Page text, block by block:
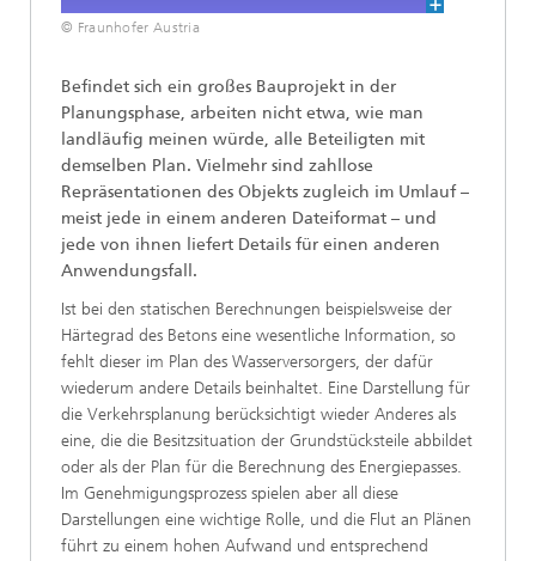
© Fraunhofer Austria
Befindet sich ein großes Bauprojekt in der
Planungsphase, arbeiten nicht etwa, wie man
landläufig meinen würde, alle Beteiligten mit
demselben Plan. Vielmehr sind zahllose
Repräsentationen des Objekts zugleich im Umlauf –
meist jede in einem anderen Dateiformat – und
jede von ihnen liefert Details für einen anderen
Anwendungsfall.
Ist bei den statischen Berechnungen beispielsweise der
Härtegrad des Betons eine wesentliche Information, so
fehlt dieser im Plan des Wasserversorgers, der dafür
wiederum andere Details beinhaltet. Eine Darstellung für
die Verkehrsplanung berücksichtigt wieder Anderes als
eine, die die Besitzsituation der Grundstücksteile abbildet
oder als der Plan für die Berechnung des Energiepasses.
Im Genehmigungsprozess spielen aber all diese
Darstellungen eine wichtige Rolle, und die Flut an Plänen
führt zu einem hohen Aufwand und entsprechend